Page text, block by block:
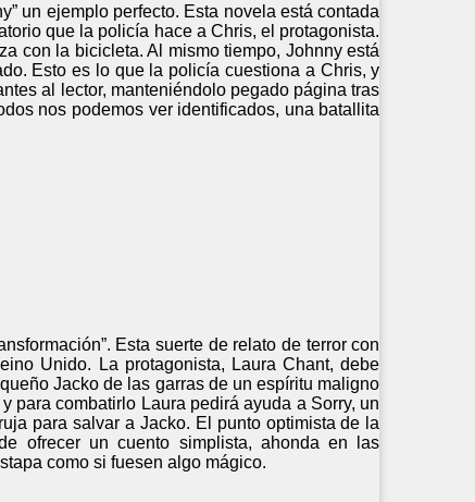
un ejemplo perfecto. Esta novela está contada
que la policía hace a Chris, el protagonista.
con la bicicleta. Al mismo tiempo, Johnny está
Esto es lo que la policía cuestiona a Chris, y
al lector, manteniéndolo pegado página tras
nos podemos ver identificados, una batallita
Esta suerte de relato de terror con
Unido. La protagonista, Laura Chant, debe
Jacko de las garras de un espíritu maligno
para combatirlo Laura pedirá ayuda a Sorry, un
para salvar a Jacko. El punto optimista de la
ofrecer un cuento simplista, ahonda en las
como si fuesen algo mágico.